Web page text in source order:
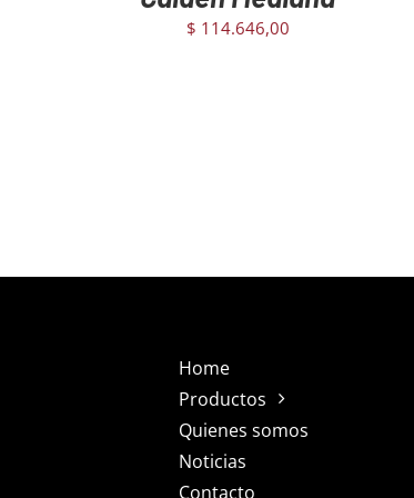
$ 114.646,00
Home
Productos
Quienes somos
Noticias
Contacto